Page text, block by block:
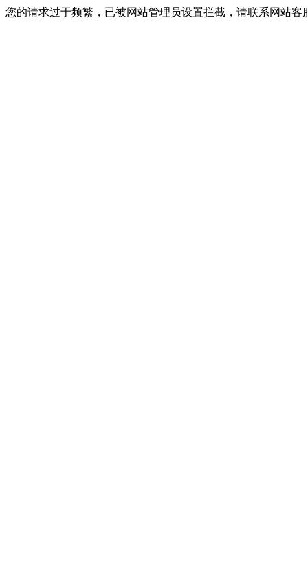
您的请求过于频繁，已被网站管理员设置拦截，请联系网站客